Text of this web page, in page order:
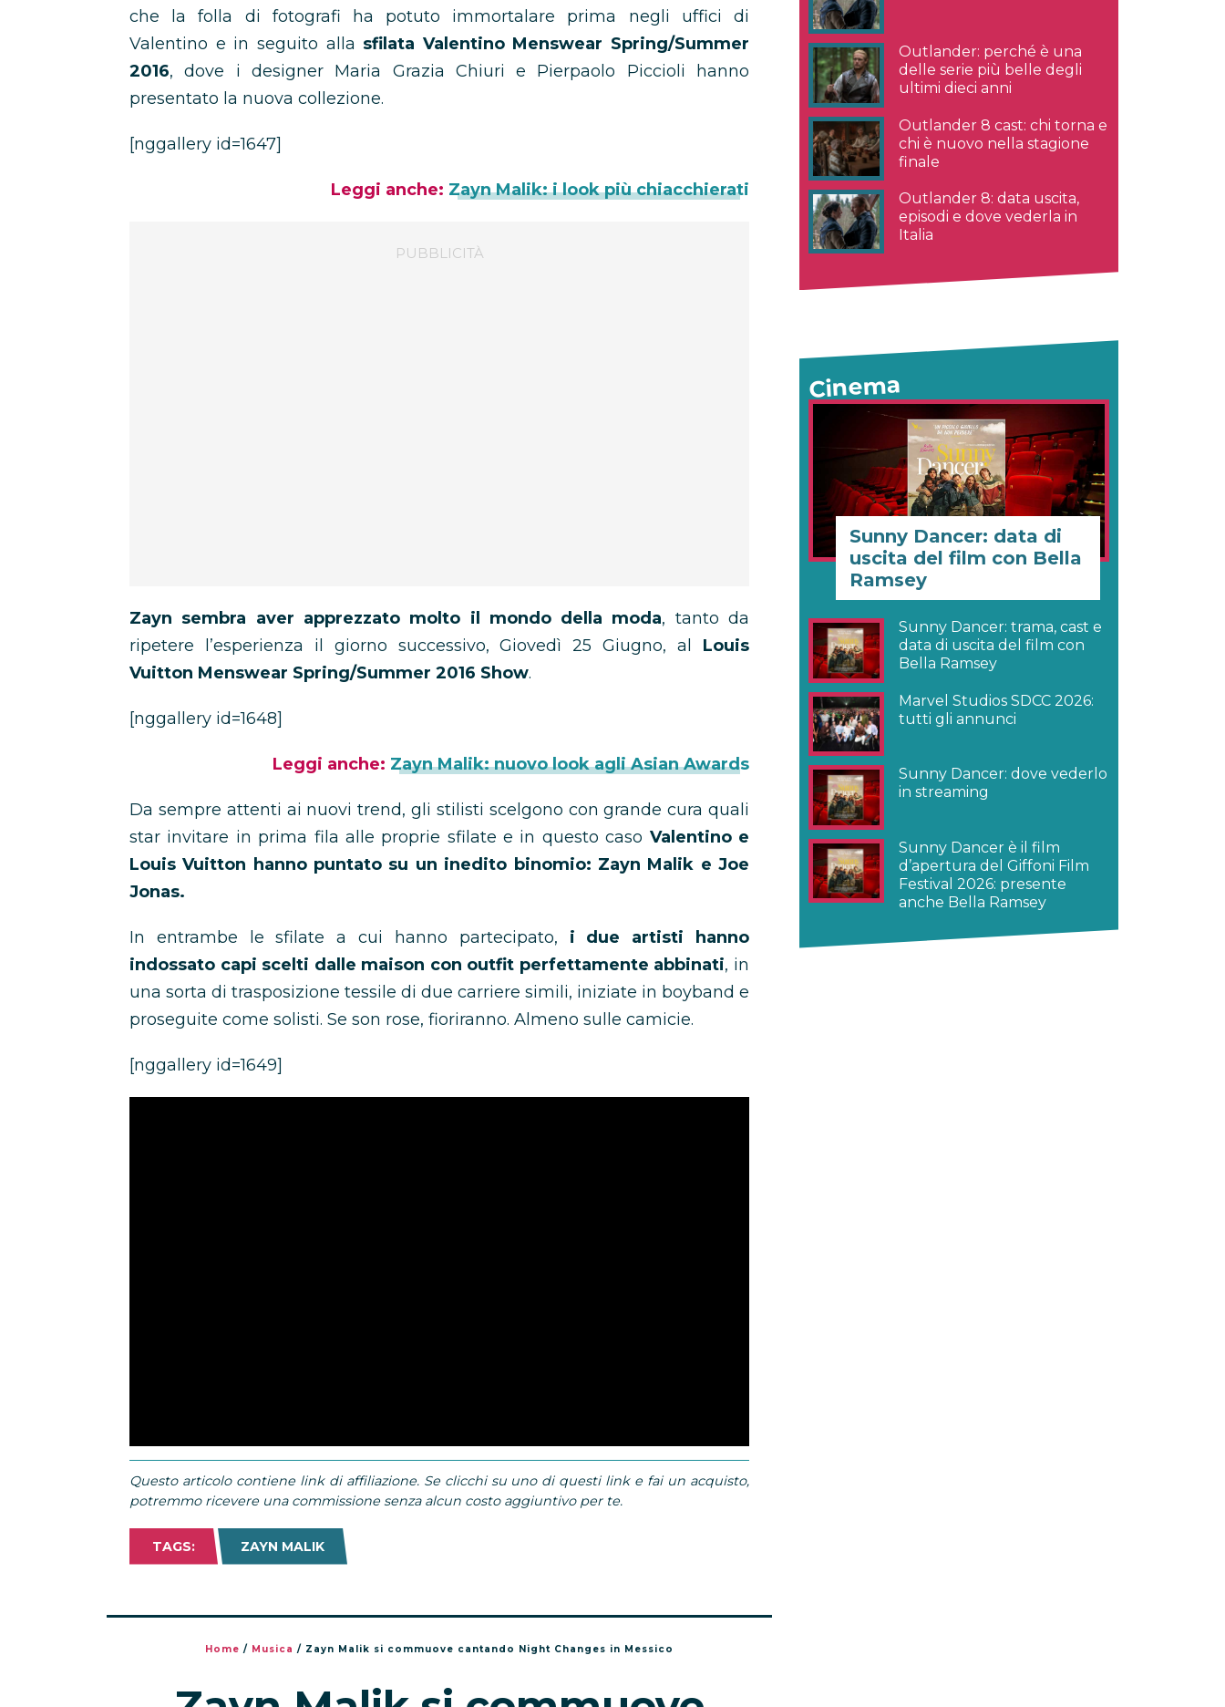
che la folla di fotografi ha potuto immortalare prima negli uffici di
Valentino e in seguito alla sfilata Valentino Menswear Spring/Summer
2016, dove i designer Maria Grazia Chiuri e Pierpaolo Piccioli hanno
presentato la nuova collezione.
[nggallery id=1647]
Leggi anche: Zayn Malik: i look più chiacchierati
Zayn sembra aver apprezzato molto il mondo della moda, tanto da
ripetere l’esperienza il giorno successivo, Giovedì 25 Giugno, al Louis
Vuitton Menswear Spring/Summer 2016 Show.
[nggallery id=1648]
Leggi anche: Zayn Malik: nuovo look agli Asian Awards
Da sempre attenti ai nuovi trend, gli stilisti scelgono con grande cura quali
star invitare in prima fila alle proprie sfilate e in questo caso Valentino e
Louis Vuitton hanno puntato su un inedito binomio: Zayn Malik e Joe
Jonas.
In entrambe le sfilate a cui hanno partecipato, i due artisti hanno
indossato capi scelti dalle maison con outfit perfettamente abbinati, in
una sorta di trasposizione tessile di due carriere simili, iniziate in boyband e
proseguite come solisti. Se son rose, fioriranno. Almeno sulle camicie.
[nggallery id=1649]
Questo articolo contiene link di affiliazione. Se clicchi su uno di questi link e fai un acquisto,
potremmo ricevere una commissione senza alcun costo aggiuntivo per te.
TAGS: ZAYN MALIK
Home / Musica / Zayn Malik si commuove cantando Night Changes in Messico
Outlander: perché è una
delle serie più belle degli
ultimi dieci anni
Outlander 8 cast: chi torna e
chi è nuovo nella stagione
finale
Outlander 8: data uscita,
episodi e dove vederla in
Italia
Cinema
Sunny Dancer: data di
uscita del film con Bella
Ramsey
Sunny Dancer: trama, cast e
data di uscita del film con
Bella Ramsey
Marvel Studios SDCC 2026:
tutti gli annunci
Sunny Dancer: dove vederlo
in streaming
Sunny Dancer è il film
d’apertura del Giffoni Film
Festival 2026: presente
anche Bella Ramsey